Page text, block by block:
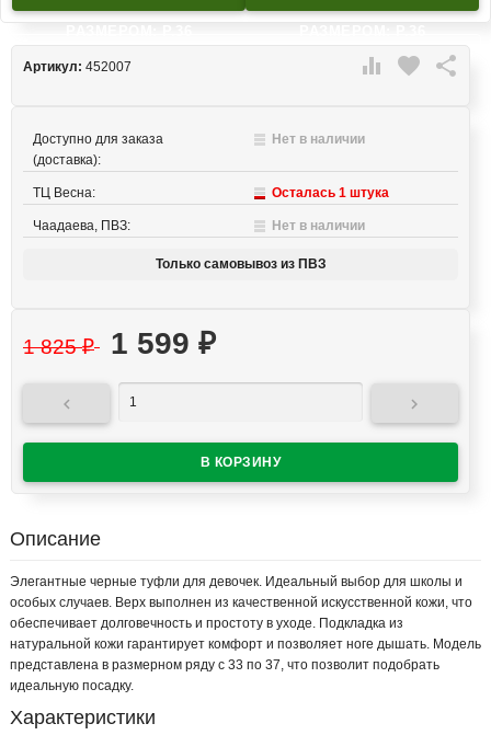
 favorite 
Артикул: 452007
Доступно для заказа
(доставка):
Нет в наличии
ТЦ Весна: Осталась 1 штука
Чаадаева, ПВЗ: Нет в наличии
Только самовывоз из ПВЗ
1 825₽ 1 599 ₽
 
Описание
Элегантные черные туфли для девочек. Идеальный выбор для школы и
особых случаев. Верх выполнен из качественной искусственной кожи, что
обеспечивает долговечность и простоту в уходе. Подкладка из
натуральной кожи гарантирует комфорт и позволяет ноге дышать. Модель
представлена в размерном ряду с 33 по 37, что позволит подобрать
идеальную посадку.
Характеристики